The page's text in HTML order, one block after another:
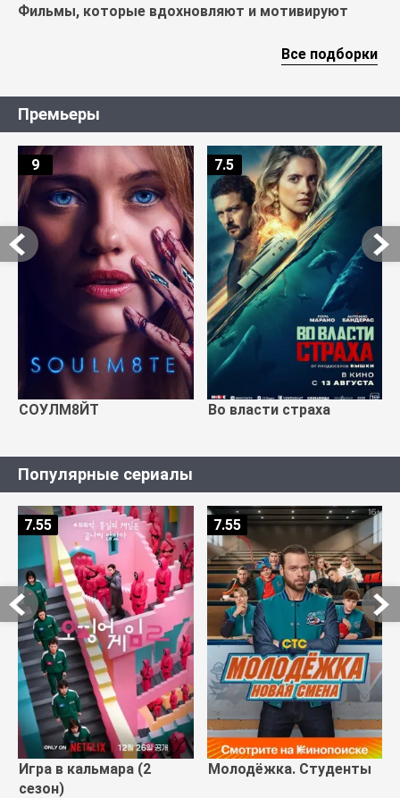
Фильмы, которые вдохновляют и мотивируют
Все подборки
Премьеры
СОУЛМ8ЙТ
9
Во власти страха
7.5
Популярные сериалы
Игра в кальмара (2
сезон)
7.55
Молодёжка. Студенты
7.55